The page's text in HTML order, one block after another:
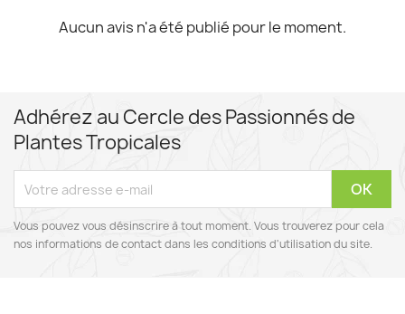
Aucun avis n'a été publié pour le moment.
Adhérez au Cercle des Passionnés de
Plantes Tropicales
Vous pouvez vous désinscrire à tout moment. Vous trouverez pour cela
nos informations de contact dans les conditions d'utilisation du site.